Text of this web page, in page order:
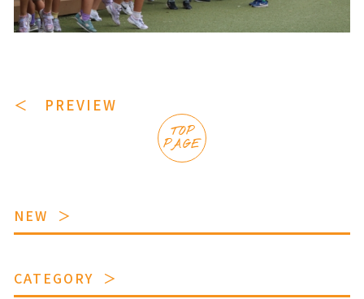
＜ PREVIEW
TOP
PAGE
NEW
CATEGORY